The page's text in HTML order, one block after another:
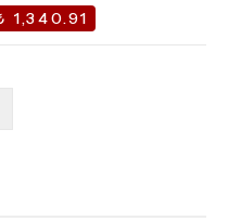
1,340.91